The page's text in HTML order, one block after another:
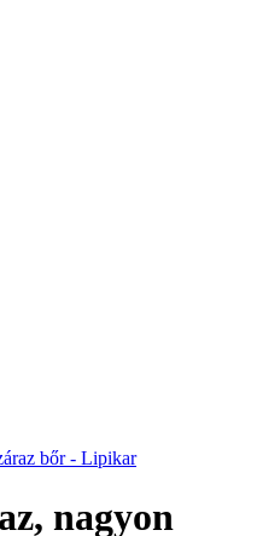
bőr - Lipikar
nagyon